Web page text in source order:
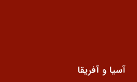
آسیا و آفریقا